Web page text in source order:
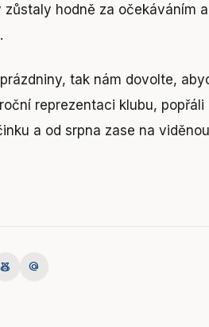
hodně za očekáváním
tak nám dovolte,
reprezentaci klubu,
a od srpna zase na
social_leaderboard alternate_email